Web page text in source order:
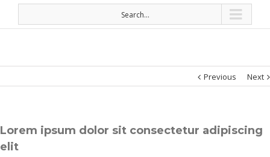
Search...
Previous Next
Lorem ipsum dolor sit consectetur adipiscing
elit